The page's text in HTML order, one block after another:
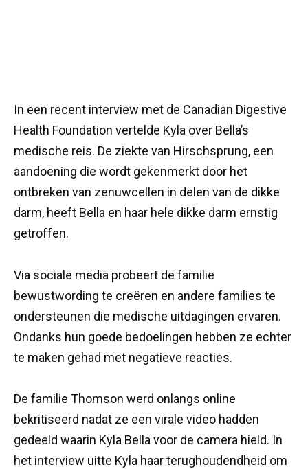
In een recent interview met de Canadian Digestive
Health Foundation vertelde Kyla over Bella’s
medische reis. De ziekte van Hirschsprung, een
aandoening die wordt gekenmerkt door het
ontbreken van zenuwcellen in delen van de dikke
darm, heeft Bella en haar hele dikke darm ernstig
getroffen.
Via sociale media probeert de familie
bewustwording te creëren en andere families te
ondersteunen die medische uitdagingen ervaren.
Ondanks hun goede bedoelingen hebben ze echter
te maken gehad met negatieve reacties.
De familie Thomson werd onlangs online
bekritiseerd nadat ze een virale video hadden
gedeeld waarin Kyla Bella voor de camera hield. In
het interview uitte Kyla haar terughoudendheid om